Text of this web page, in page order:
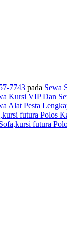
7743 pada Sewa
Kursi VIP Dan
Alat Pesta
futura Polos
futura